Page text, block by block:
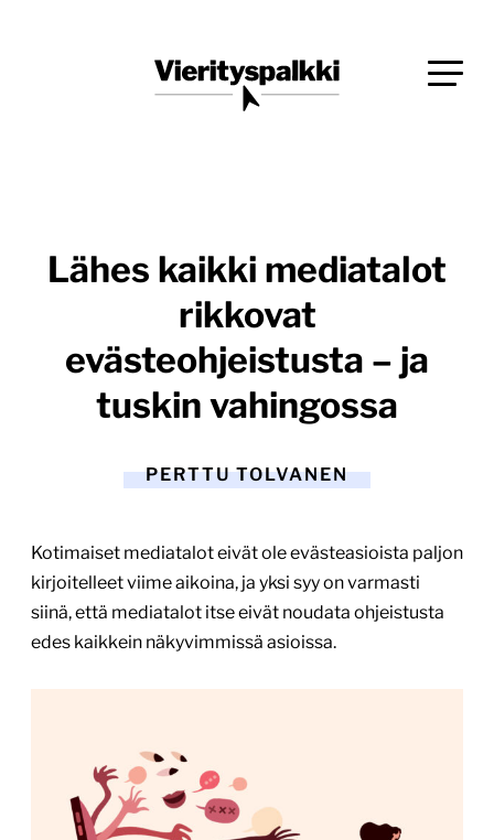
Vierityspalkki.fi
Lähes kaikki mediatalot
rikkovat
evästeohjeistusta – ja
tuskin vahingossa
PERTTU TOLVANEN
Kotimaiset mediatalot eivät ole evästeasioista paljon
kirjoitelleet viime aikoina, ja yksi syy on varmasti
siinä, että mediatalot itse eivät noudata ohjeistusta
edes kaikkein näkyvimmissä asioissa.